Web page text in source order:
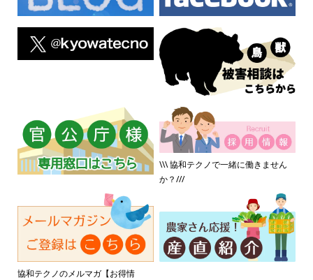
\\\ 協和テクノで一緒に働きません
か？///
協和テクノのメルマガ【お得情